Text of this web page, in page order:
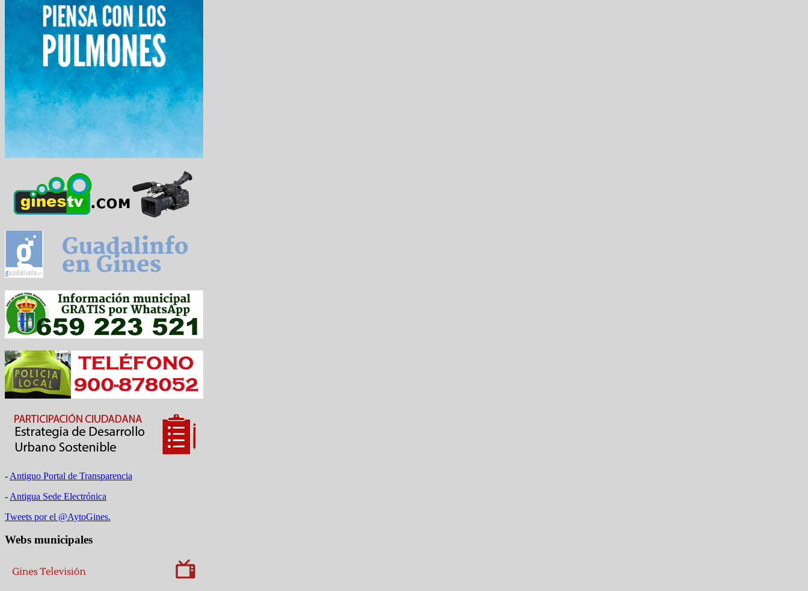
- Antiguo Portal de Transparencia
- Antigua Sede Electrónica
Tweets por el @AytoGines.
Webs municipales